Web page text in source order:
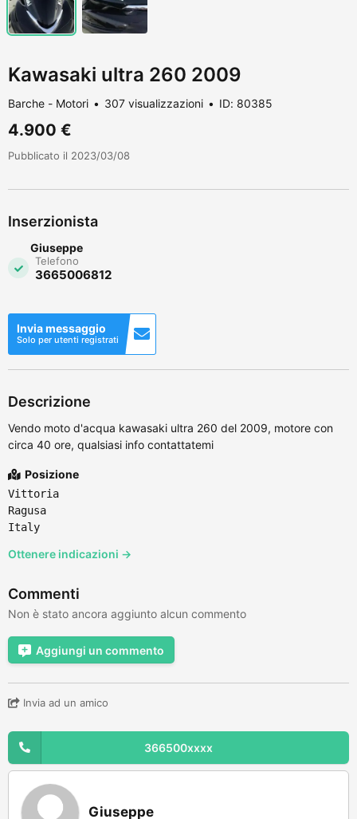
Kawasaki ultra 260 2009
Barche - Motori 307 visualizzazioni ID: 80385
4.900 €
Pubblicato il 2023/03/08
Inserzionista
Giuseppe
Telefono
3665006812
Invia messaggio
Solo per utenti registrati
Descrizione
Vendo moto d'acqua kawasaki ultra 260 del 2009, motore con
circa 40 ore, qualsiasi info contattatemi
Posizione
Vittoria
Ragusa
Italy
Ottenere indicazioni →
Commenti
Non è stato ancora aggiunto alcun commento
Aggiungi un commento
Invia ad un amico
366500xxxx
Giuseppe